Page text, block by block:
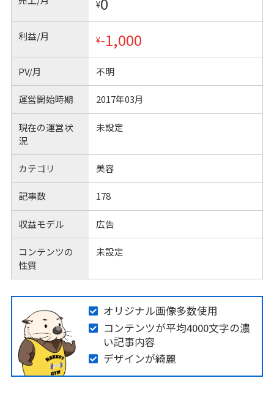
¥
利益/月 ¥-1,000
PV/月 不明
運営開始時期 2017年03月
現在の運営状
況
未設定
カテゴリ 美容
記事数 178
収益モデル 広告
コンテンツの
性質
未設定
オリジナル画像多数使用
コンテンツが平均4000文字の濃
い記事内容
デザインが綺麗